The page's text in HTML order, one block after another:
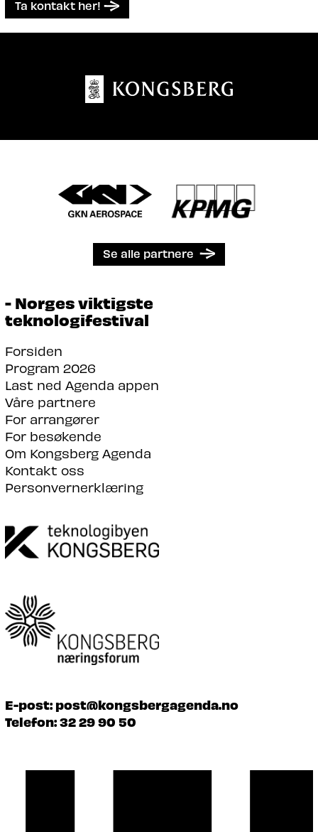
Ta kontakt her!
Se alle partnere
- Norges viktigste
teknologifestival
Forsiden
Program 2026
Last ned Agenda appen
Våre partnere
For arrangører
For besøkende
Om Kongsberg Agenda
Kontakt oss
Personvernerklæring
E-post: post@kongsbergagenda.no
Telefon:32 29 90 50